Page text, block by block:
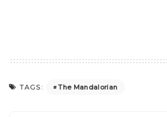
TAGS: The Mandalorian